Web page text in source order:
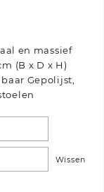
en massief
(B x D x H)
Gepolijst,
Wissen